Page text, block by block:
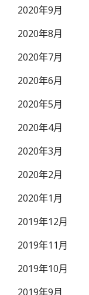
2020年9月
2020年8月
2020年7月
2020年6月
2020年5月
2020年4月
2020年3月
2020年2月
2020年1月
2019年12月
2019年11月
2019年10月
2019年9月